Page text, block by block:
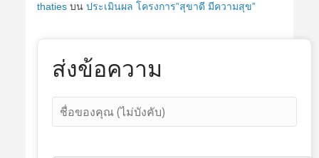
thatiesบน ประเมินผล โครงการ”สุขาดี มีความสุข”
ส่งข้อความ